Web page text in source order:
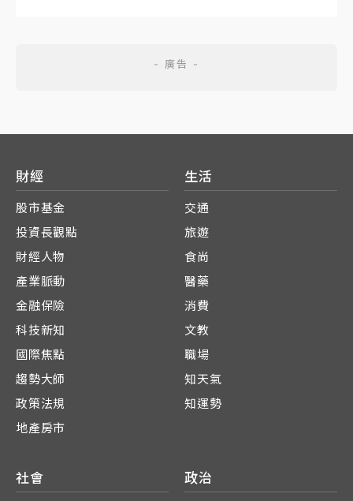
財經
股市基金
投資長觀點
財經人物
產業脈動
金融保險
科技新知
國際焦點
趨勢大師
政策法規
地產房市
生活
交通
旅遊
食尚
醫藥
消費
文教
職場
知天氣
知運勢
社會 政治